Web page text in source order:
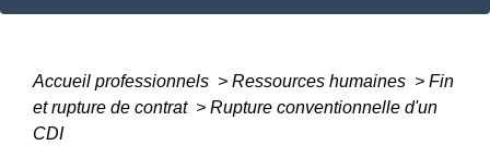
Accueil professionnels > Ressources humaines > Fin
et rupture de contrat > Rupture conventionnelle d'un
CDI